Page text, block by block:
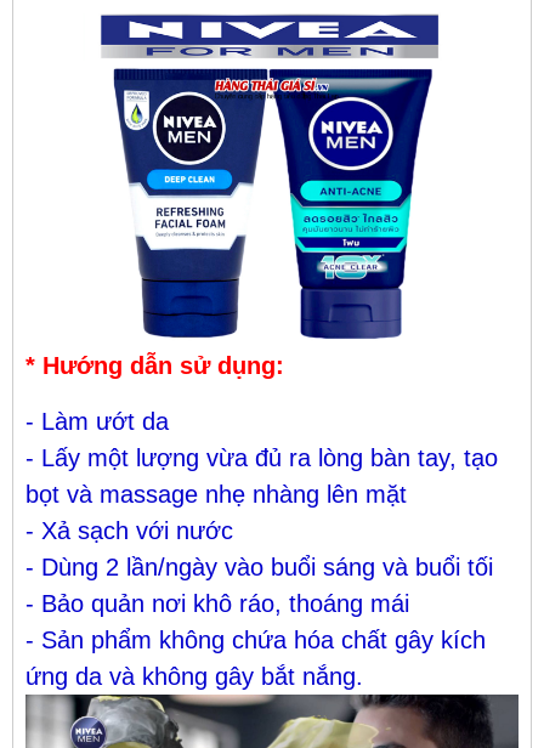
* Hướng dẫn sử dụng:
- Làm ướt da
- Lấy một lượng vừa đủ ra lòng bàn tay, tạo
bọt và massage nhẹ nhàng lên mặt
- Xả sạch với nước
- Dùng 2 lần/ngày vào buổi sáng và buổi tối
- Bảo quản nơi khô ráo, thoáng mái
- Sản phẩm không chứa hóa chất gây kích
ứng da và không gây bắt nắng.